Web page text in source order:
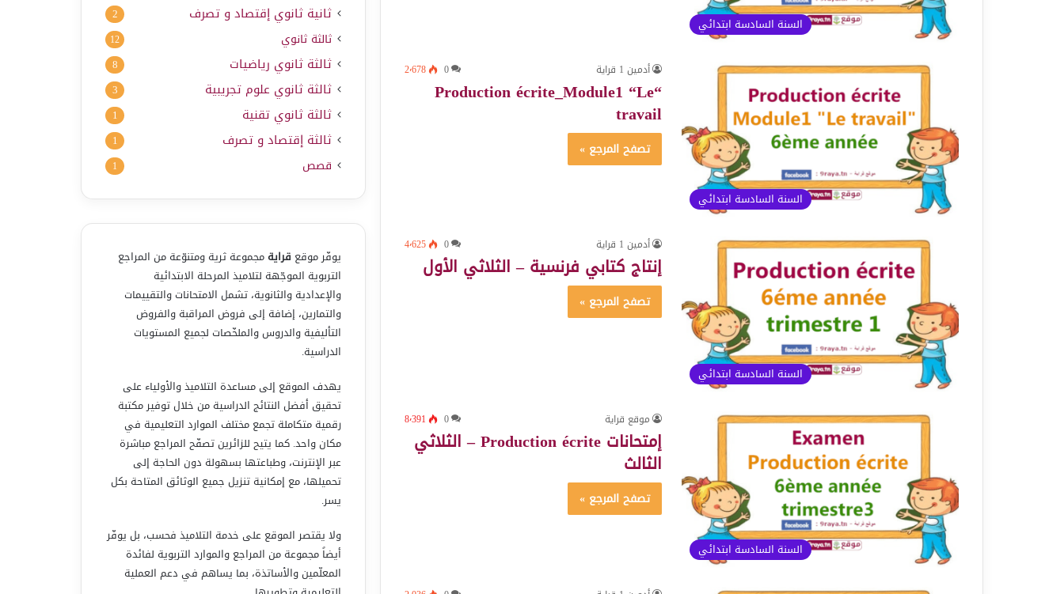
السنة السادسة ابتدائي
السنة السادسة ابتدائي
أدمين 1 قراية 0 2٬678
“Production écrite_Module1 “Le
travail
تصفح المرجع »
السنة السادسة ابتدائي
أدمين 1 قراية 0 4٬625
إنتاج كتابي فرنسية – الثلاثي الأول
تصفح المرجع »
السنة السادسة ابتدائي
موقع قراية 0 8٬391
إمتحانات Production écrite – الثلاثي
الثالث
تصفح المرجع »
ثانية ثانوي إقتصاد و تصرف 2
ثالثة ثانوي 12
ثالثة ثانوي رياضيات 8
ثالثة ثانوي علوم تجريبية 3
ثالثة ثانوي تقنية 1
ثالثة إقتصاد و تصرف 1
قصص 1
يوفّر موقع قرايةمجموعة ثرية ومتنوّعة من المراجع
التربوية الموجّهة لتلاميذ المرحلة الابتدائية
والإعدادية والثانوية، تشمل الامتحانات والتقييمات
والتمارين، إضافة إلى فروض المراقبة والفروض
التأليفية والدروس والملخّصات لجميع المستويات
الدراسية.
يهدف الموقع إلى مساعدة التلاميذ والأولياء على
تحقيق أفضل النتائج الدراسية من خلال توفير مكتبة
رقمية متكاملة تجمع مختلف الموارد التعليمية في
مكان واحد. كما يتيح للزائرين تصفّح المراجع مباشرة
عبر الإنترنت، وطباعتها بسهولة دون الحاجة إلى
تحميلها، مع إمكانية تنزيل جميع الوثائق المتاحة بكل
يسر.
ولا يقتصر الموقع على خدمة التلاميذ فحسب، بل يوفّر
أيضاً مجموعة من المراجع والموارد التربوية لفائدة
المعلّمين والأساتذة، بما يساهم في دعم العملية